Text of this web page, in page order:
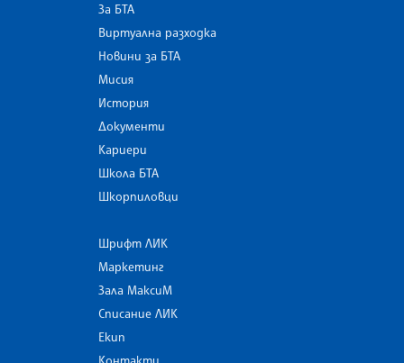
За БТА
Виртуална разходка
Новини за БТА
Мисия
История
Документи
Кариери
Школа БТА
Шкорпиловци
Шрифт ЛИК
Маркетинг
Зала МаксиМ
Списание ЛИК
Екип
Контакти